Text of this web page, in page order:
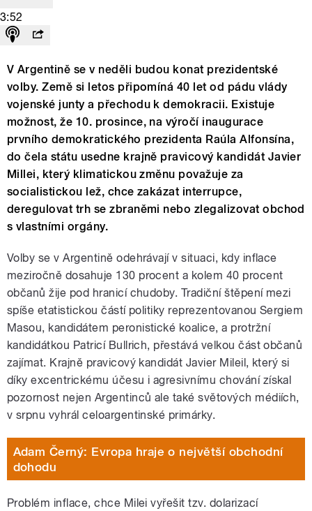
3:52
V Argentině se v neděli budou konat prezidentské
volby. Země si letos připomíná 40 let od pádu vlády
vojenské junty a přechodu k demokracii. Existuje
možnost, že 10. prosince, na výročí inaugurace
prvního demokratického prezidenta Raúla Alfonsína,
do čela státu usedne krajně pravicový kandidát Javier
Millei, který klimatickou změnu považuje za
socialistickou lež, chce zakázat interrupce,
deregulovat trh se zbraněmi nebo zlegalizovat obchod
s vlastními orgány.
Volby se v Argentině odehrávají v situaci, kdy inflace
meziročně dosahuje 130 procent a kolem 40 procent
občanů žije pod hranicí chudoby. Tradiční štěpení mezi
spíše etatistickou částí politiky reprezentovanou Sergiem
Masou, kandidátem peronistické koalice, a protržní
kandidátkou Patricí Bullrich, přestává velkou část občanů
zajímat. Krajně pravicový kandidát Javier Mileil, který si
díky excentrickému účesu i agresivnímu chování získal
pozornost nejen Argentinců ale také světových médiích,
v srpnu vyhrál celoargentinské primárky.
Adam Černý: Evropa hraje o největší obchodní
dohodu
Problém inflace, chce Milei vyřešit tzv. dolarizací